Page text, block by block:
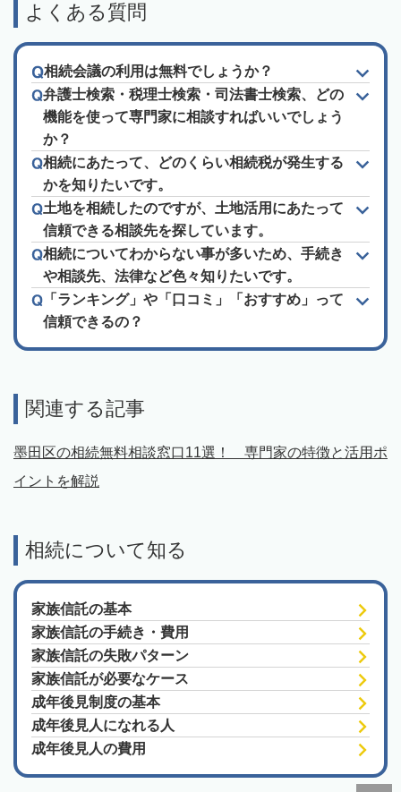
よくある質問
相続会議の利用は無料でしょうか？
弁護士検索・税理士検索・司法書士検索、どの
機能を使って専門家に相談すればいいでしょう
か？
相続にあたって、どのくらい相続税が発生する
かを知りたいです。
土地を相続したのですが、土地活用にあたって
信頼できる相談先を探しています。
相続についてわからない事が多いため、手続き
や相談先、法律など色々知りたいです。
「ランキング」や「口コミ」「おすすめ」って
信頼できるの？
関連する記事
墨田区の相続無料相談窓口11選！ 専門家の特徴と活用ポ
イントを解説
相続について知る
家族信託の基本
家族信託の手続き・費用
家族信託の失敗パターン
家族信託が必要なケース
成年後見制度の基本
成年後見人になれる人
成年後見人の費用